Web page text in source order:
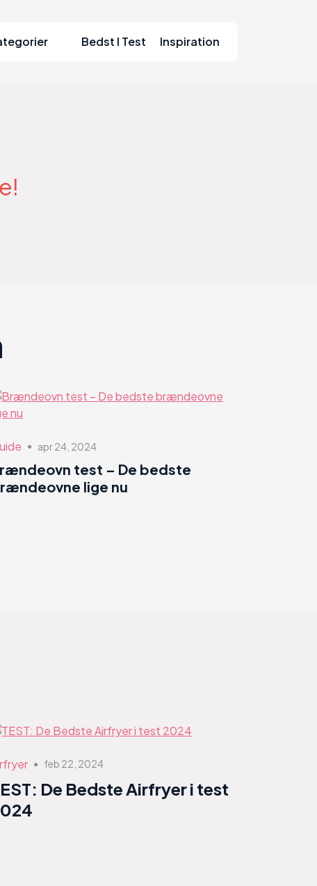
Bedst I Test Inspiration
● apr 24, 2024
test – De bedste
lige nu
● feb 22, 2024
De Bedste Airfryer i test